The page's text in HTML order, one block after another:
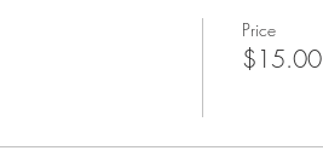
Price
$15.00